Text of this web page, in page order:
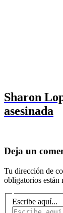
Sharon
asesinada
Deja un
Tu dirección de
obligatorios están
Escribe aquí...